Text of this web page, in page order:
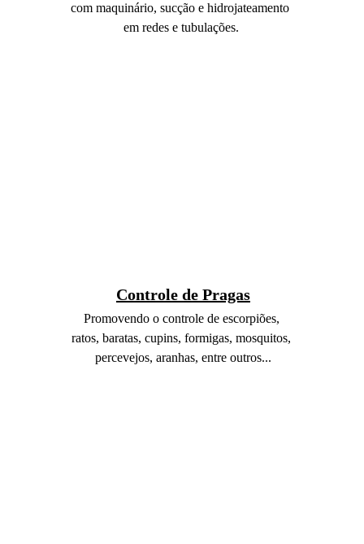
Controle de Pragas
Promovendo o controle de escorpiões,
ratos, baratas, cupins, formigas, mosquitos,
percevejos, aranhas, entre outros...
com maquinário, sucção e hidrojateamento
em redes e tubulações.